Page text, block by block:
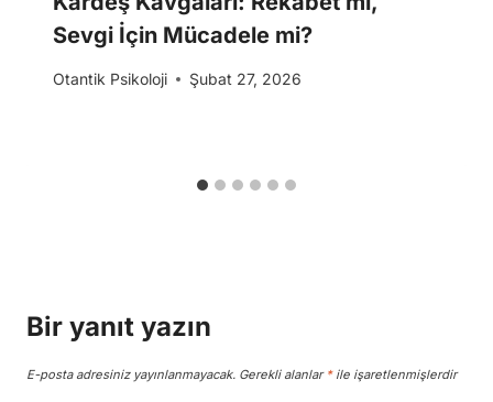
Sevgi İçin Mücadele mi?
Otantik Psikoloji Şubat 27, 2026
Bir yanıt yazın
E-posta adresiniz yayınlanmayacak. Gerekli alanlar *ile işaretlenmişlerdir